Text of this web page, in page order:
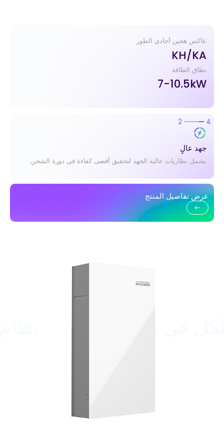
عاكس هجين أحادي الطور
KH/KA
نطاق الطاقة
7-10.5kW
سهولة التركيب
تكوين مرن، إعداد توصيل وتشغيل، حماية مدمجة بالفيوز.
2 4
عرض تفاصيل المنتج